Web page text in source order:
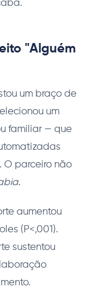
"Alguém
um braço de
um
familiar — que
O parceiro não
.
aumentou
(P<,001).
sustentou